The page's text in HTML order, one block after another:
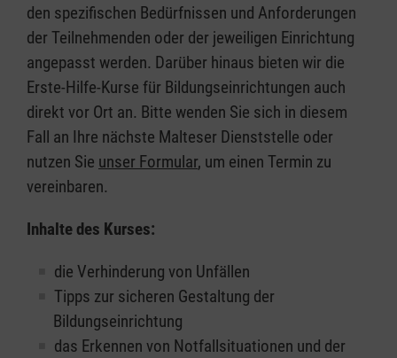
den spezifischen Bedürfnissen und Anforderungen
der Teilnehmenden oder der jeweiligen Einrichtung
angepasst werden. Darüber hinaus bieten wir die
Erste-Hilfe-Kurse für Bildungseinrichtungen auch
direkt vor Ort an. Bitte wenden Sie sich in diesem
Fall an Ihre nächste Malteser Dienststelle oder
nutzen Sie unser Formular, um einen Termin zu
vereinbaren.
Inhalte des Kurses:
die Verhinderung von Unfällen
Tipps zur sicheren Gestaltung der
Bildungseinrichtung
das Erkennen von Notfallsituationen und der